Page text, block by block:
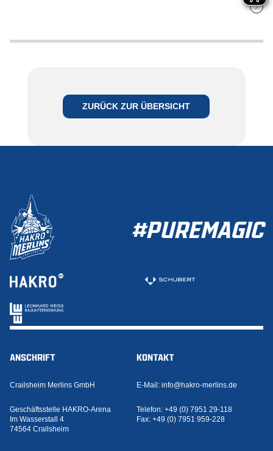
ZURÜCK ZUR ÜBERSICHT
#PUREMAGIC
ANSCHRIFT
Crailsheim Merlins GmbH
Geschäftsstelle HAKRO-Arena
Im Wasserstall 4
74564 Crailsheim
KONTAKT
E-Mail: info@hakro-merlins.de
Telefon: +49 (0) 7951 29-118
Fax: +49 (0) 7951 959-228